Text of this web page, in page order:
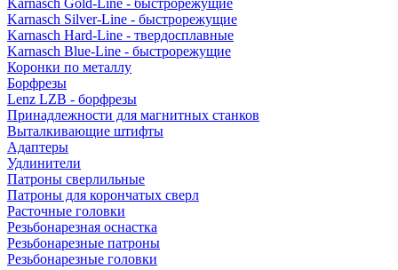
Karnasch Gold-Line - быстрорежущие
Karnasch Silver-Line - быстрорежущие
Karnasch Hard-Line - твердосплавные
Karnasch Blue-Line - быстрорежущие
Коронки по металлу
Борфрезы
Lenz LZB - борфрезы
Принадлежности для магнитных станков
Выталкивающие штифты
Адаптеры
Удлинители
Патроны сверлильные
Патроны для корончатых сверл
Расточные головки
Резьбонарезная оснастка
Резьбонарезные патроны
Резьбонарезные головки